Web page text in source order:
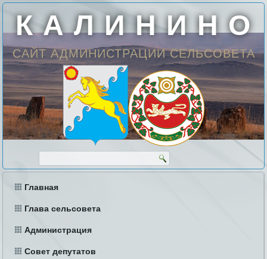
К А Л И Н И Н О
САЙТ АДМИНИСТРАЦИИ СЕЛЬСОВЕТА
Главная
Глава сельсовета
Администрация
Совет депутатов